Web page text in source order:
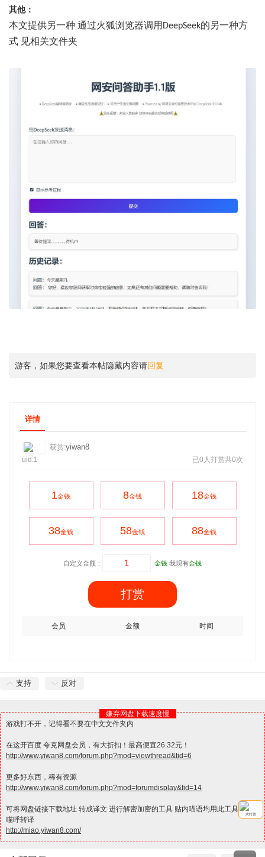
其他：
本文提供另一种 通过火狐浏览器调用 DeepSeek的另一种方
式 见相关文件夹
游客，如果您要查看本帖隐藏内容请回复
详情
获赏:yiwan8
已0人打赏共0次
uid:1
1金钱 8金钱 18金钱
38金钱 58金钱 88金钱
自定义金额： 金钱 我现有金钱
打赏
会员 金额 时间
支持 反对
嫌弃网盘下载速度慢
游戏打不开，记得看不要在中文文件夹内
在这开百度 夸克网盘会员，有大折扣！最高便宜26.32元！
http://www.yiwan8.com/forum.php?mod=viewthread&tid=6
更多好东西，稀有资源
http://www.yiwan8.com/forum.php?mod=forumdisplay&fid=14
可将网盘链接下载地址 转成译文 进行解密加密的工具 贴内喵语均用此工具解密
喵呼转译
http://miao.yiwan8.com/
求打赏